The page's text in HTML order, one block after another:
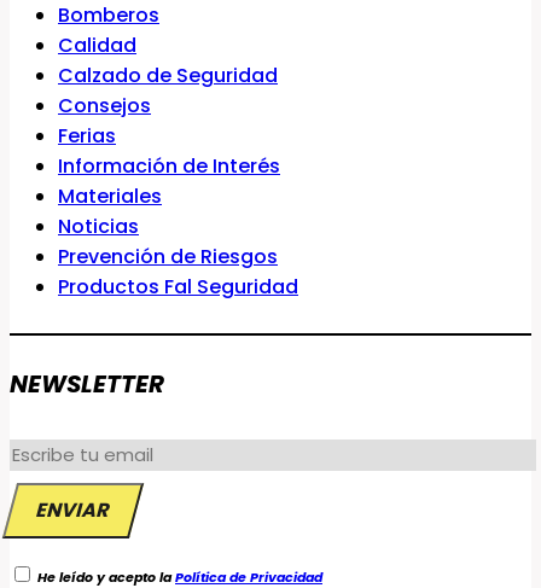
Bomberos
Calidad
Calzado de Seguridad
Consejos
Ferias
Información de Interés
Materiales
Noticias
Prevención de Riesgos
Productos Fal Seguridad
NEWSLETTER
He leído y acepto laPolítica de Privacidad